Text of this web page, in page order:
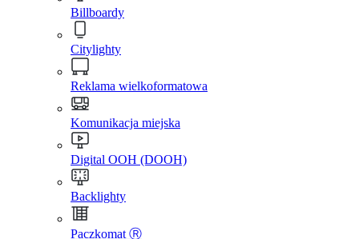
Billboardy
Citylighty
Reklama wielkoformatowa
Komunikacja miejska
Digital OOH (DOOH)
Backlighty
Paczkomat Ⓡ